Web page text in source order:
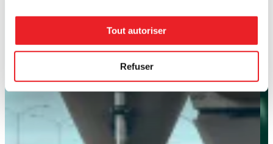
Tout autoriser
Refuser